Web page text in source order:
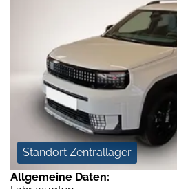
Standort Zentrallager
Allgemeine Daten: